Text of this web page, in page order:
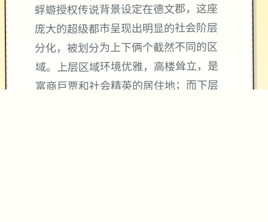
蜉蝣授权传说背景设定在德文郡，这座
庞大的超级都市呈现出明显的社会阶层
分化，被划分为上下俩个截然不同的区
域。上层区域环境优雅，高楼耸立，是
富商巨贾和社会精英的居住地；而下层